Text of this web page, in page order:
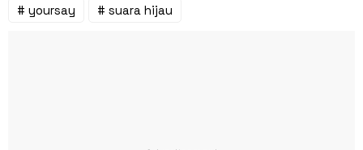
# yoursay
# suara hijau